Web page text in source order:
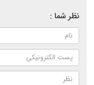
نظر شما :